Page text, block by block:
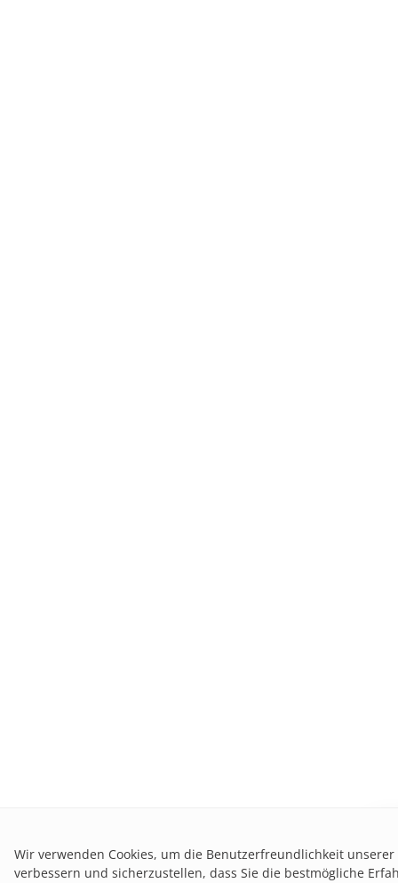
Wir verwenden Cookies, um die Benutzerfreundlichkeit unserer
verbessern und sicherzustellen, dass Sie die bestmögliche